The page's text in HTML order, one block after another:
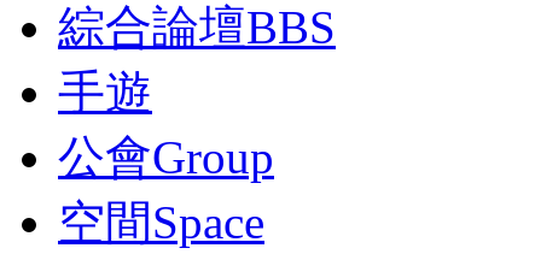
綜合論壇BBS
手遊
公會Group
空間Space